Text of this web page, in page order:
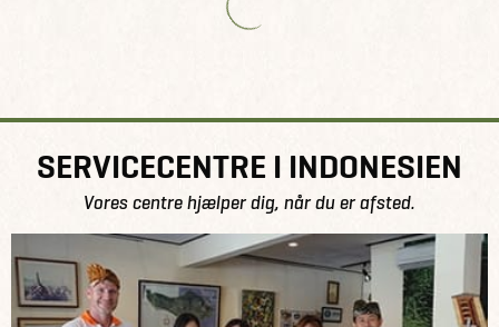
SERVICECENTRE I INDONESIEN
Vores centre hjælper dig, når du er afsted.